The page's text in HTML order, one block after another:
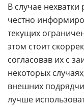
В случае
честно
текущих
этом стоит
согласовав их с
некоторых
внешних
лучше